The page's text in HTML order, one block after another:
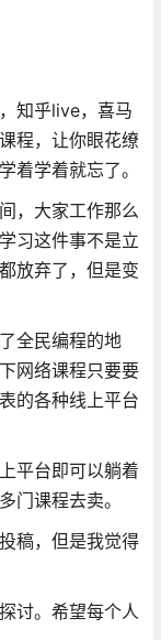
知乎live，喜马
程，让你眼花缭
着学着就忘了。
，大家工作那么
习这件事不是立
放弃了，但是变
全民编程的地
网络课程只要要
的各种线上平台
平台即可以躺着
门课程去卖。
稿，但是我觉得
讨。希望每个人